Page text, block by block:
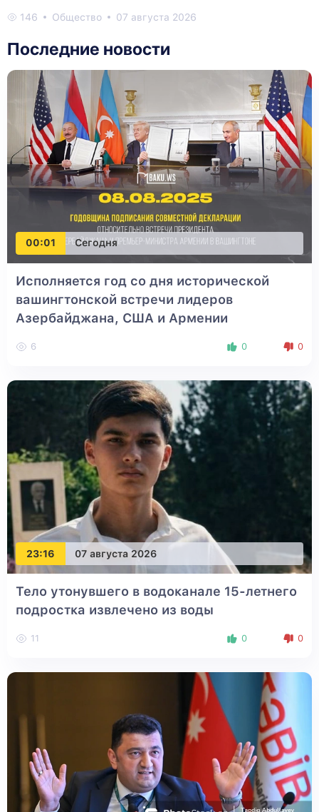
146 Общество 07 августа 2026
Последние новости
00:01 Сегодня
Исполняется год со дня исторической
вашингтонской встречи лидеров
Азербайджана, США и Армении
6 0 0
23:16 07 августа 2026
Тело утонувшего в водоканале 15-летнего
подростка извлечено из воды
11 0 0